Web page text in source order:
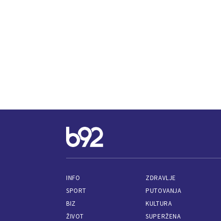
INFO
SPORT
BIZ
ŽIVOT
ZDRAVLJE
PUTOVANJA
KULTURA
SUPERŽENA